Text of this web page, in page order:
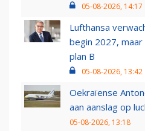
05-08-2026, 14:17
Lufthansa
begin 2027,
plan B
05-08-2026, 13:42
Oekraïense
aan aanslag op
05-08-2026, 13:18